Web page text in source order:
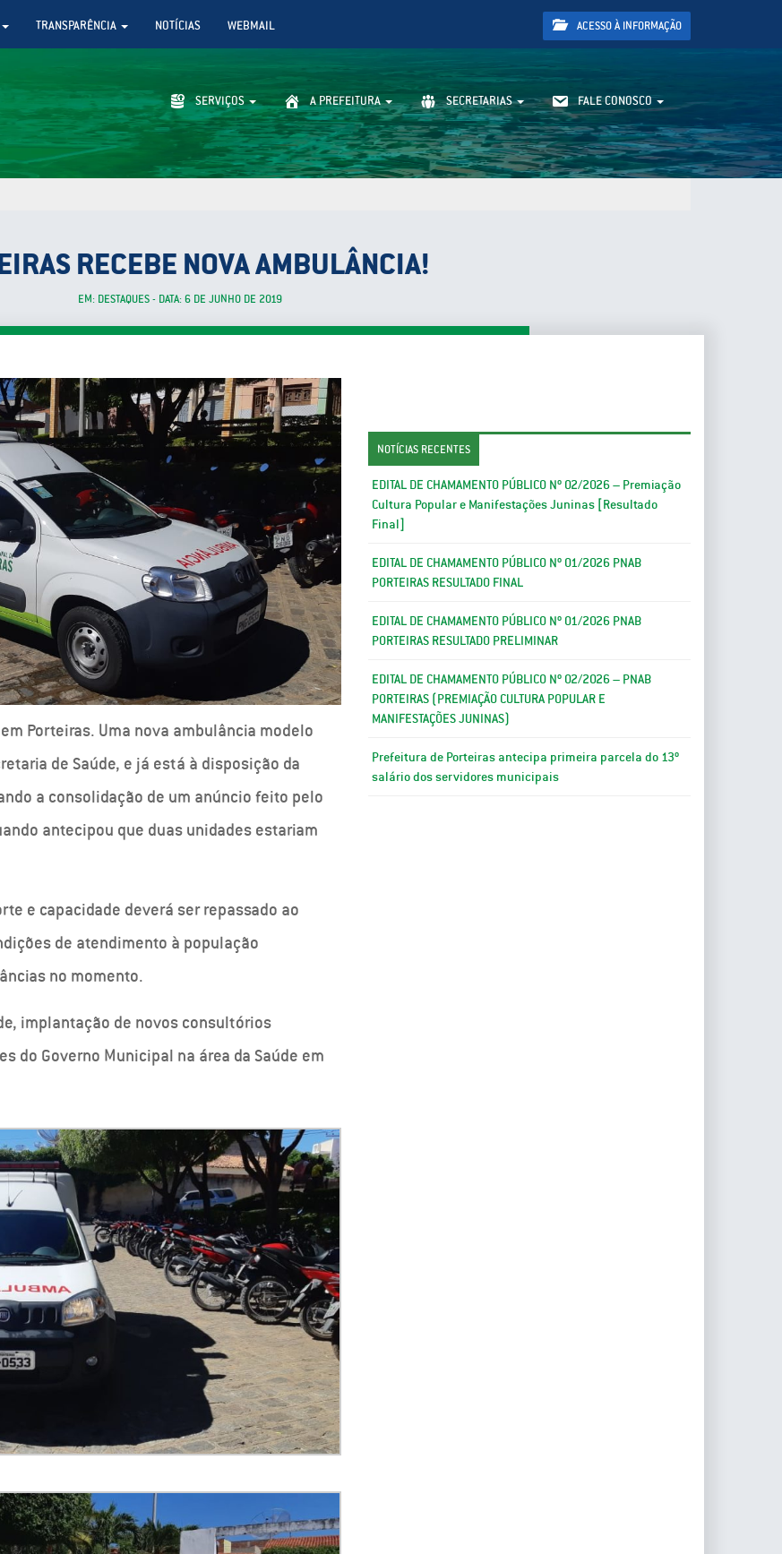
TRANSPARÊNCIA NOTÍCIAS WEBMAIL ACESSO À INFORMAÇÃO
SERVIÇOS A PREFEITURA SECRETARIAS FALE CONOSCO
RECEBE NOVA AMBULÂNCIA!
EM: DESTAQUES - DATA: 6 DE JUNHO DE 2019
Porteiras. Uma nova ambulância modelo
de Saúde, e já está à disposição da
a consolidação de um anúncio feito pelo
antecipou que duas unidades estariam
e capacidade deverá ser repassado ao
de atendimento à população
no momento.
implantação de novos consultórios
do Governo Municipal na área da Saúde em
NOTÍCIAS RECENTES
EDITAL DE CHAMAMENTO PÚBLICO Nº 02/2026 – Premiação
Cultura Popular e Manifestações Juninas [Resultado
Final]
EDITAL DE CHAMAMENTO PÚBLICO Nº 01/2026 PNAB
PORTEIRAS RESULTADO FINAL
EDITAL DE CHAMAMENTO PÚBLICO Nº 01/2026 PNAB
PORTEIRAS RESULTADO PRELIMINAR
EDITAL DE CHAMAMENTO PÚBLICO Nº 02/2026 – PNAB
PORTEIRAS (PREMIAÇÃO CULTURA POPULAR E
MANIFESTAÇÕES JUNINAS)
Prefeitura de Porteiras antecipa primeira parcela do 13º
salário dos servidores municipais